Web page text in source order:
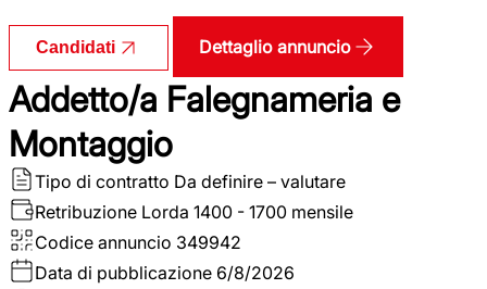
Candidati Dettaglio annuncio
Addetto/a Falegnameria e
Montaggio
Tipo di contratto Da definire – valutare
Retribuzione Lorda 1400 - 1700 mensile
Codice annuncio 349942
Data di pubblicazione 6/8/2026